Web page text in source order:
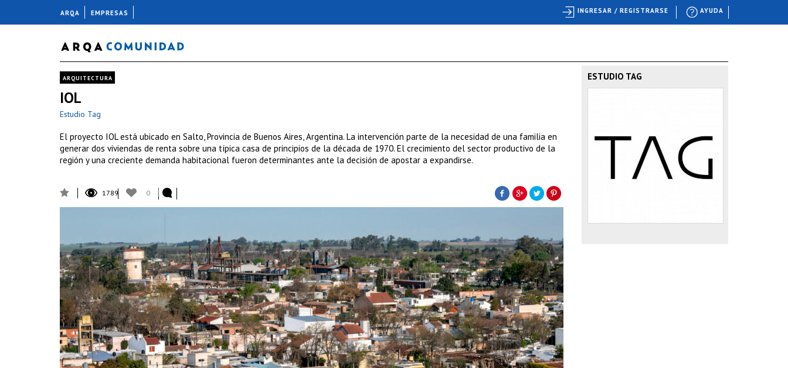
ARQUITECTURA
IOL
Estudio Tag
El proyecto IOL está ubicado en Salto, Provincia de Buenos Aires, Argentina. La intervención parte de la necesidad de una familia en
generar dos viviendas de renta sobre una típica casa de principios de la década de 1970. El crecimiento del sector productivo de la
región y una creciente demanda habitacional fueron determinantes ante la decisión de apostar a expandirse.
1789 0
ESTUDIO TAG
ARQA EMPRESAS AYUDA
INGRESAR / REGISTRARSE